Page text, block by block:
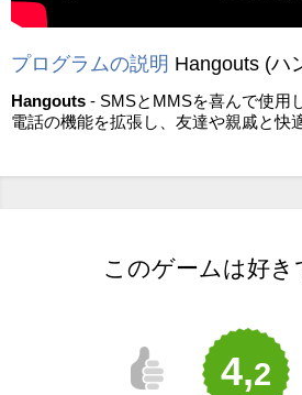
プログラムの説明 Hangouts (ハ
Hangouts - SMSとMMSを喜んで使用
電話の機能を拡張し、友達や親戚と快
このゲームは好き
4,2